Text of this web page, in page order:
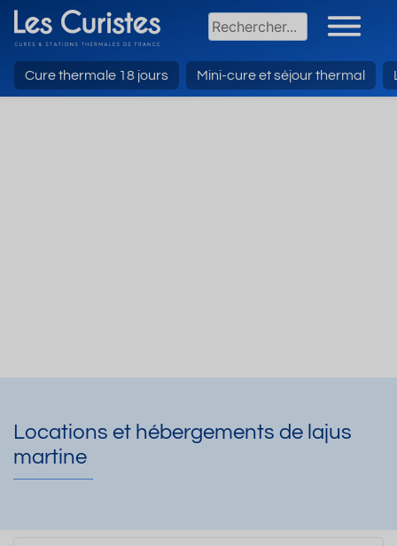
Cure thermale 18 jours Mini-cure et séjour thermal
Locations et hébergements de lajus
martine